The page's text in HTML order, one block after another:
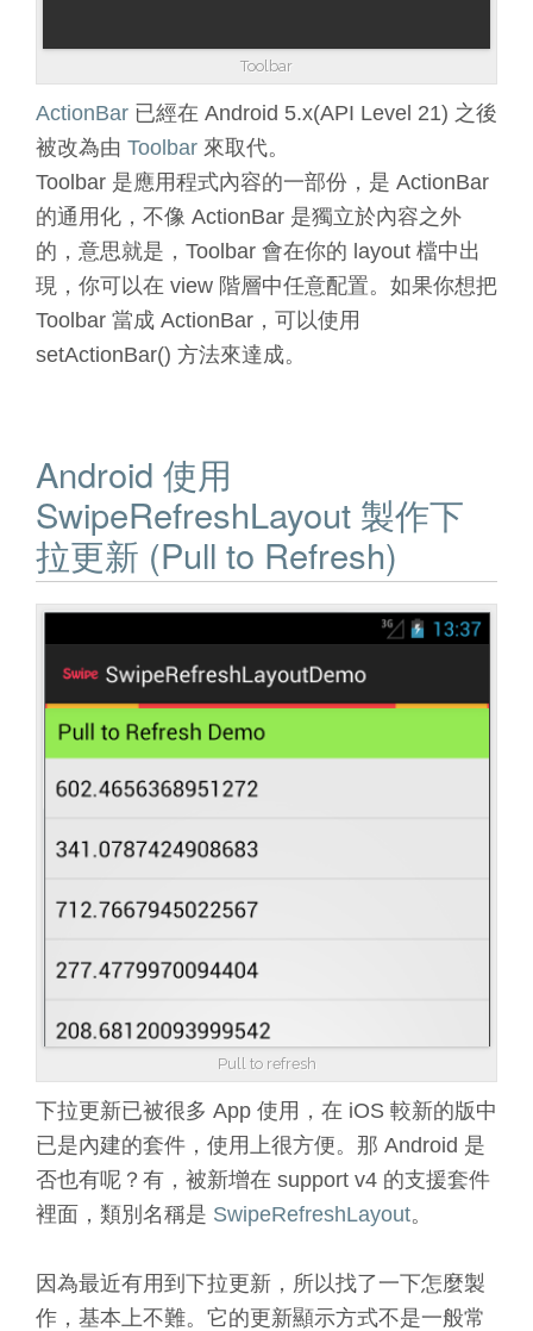
Toolbar
ActionBar 已經在 Android 5.x(API Level 21) 之後
被改為由 Toolbar 來取代。
Toolbar 是應用程式內容的一部份，是 ActionBar
的通用化，不像 ActionBar 是獨立於內容之外
的，意思就是，Toolbar 會在你的 layout 檔中出
現，你可以在 view 階層中任意配置。如果你想把
Toolbar 當成 ActionBar，可以使用
setActionBar() 方法來達成。
Android 使用
SwipeRefreshLayout 製作下
拉更新 (Pull to Refresh)
Pull to refresh
下拉更新已被很多 App 使用，在 iOS 較新的版中
已是內建的套件，使用上很方便。那 Android 是
否也有呢？有，被新增在 support v4 的支援套件
裡面，類別名稱是 SwipeRefreshLayout。
因為最近有用到下拉更新，所以找了一下怎麼製
作，基本上不難。它的更新顯示方式不是一般常